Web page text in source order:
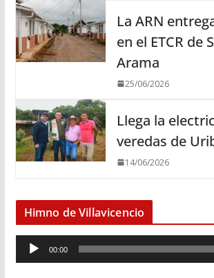
La ARN
en el ETCR de
Arama
25/06/2026
Llega la
veredas de
14/06/2026
Himno de Villavicencio
e
00:00